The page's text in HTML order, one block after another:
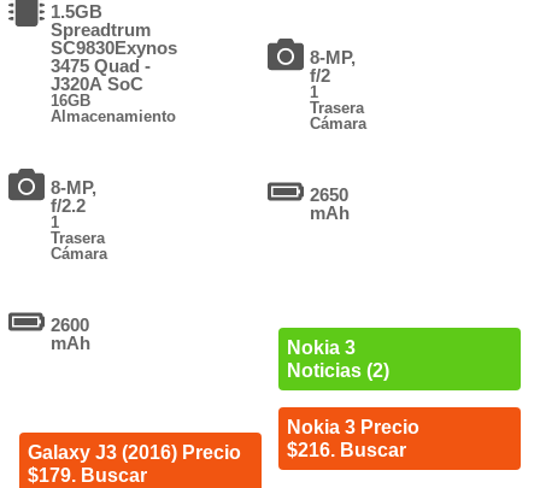
1.5GB
Spreadtrum
SC9830Exynos
3475 Quad -
J320A SoC
16GB
Almacenamiento
8-MP,
f/2.2
1
Trasera
Cámara
2600
mAh
Galaxy J3 (2016) Precio
$179. Buscar
8-MP,
f/2
1
Trasera
Cámara
2650
mAh
Nokia 3
Noticias (2)
Nokia 3 Precio
$216. Buscar